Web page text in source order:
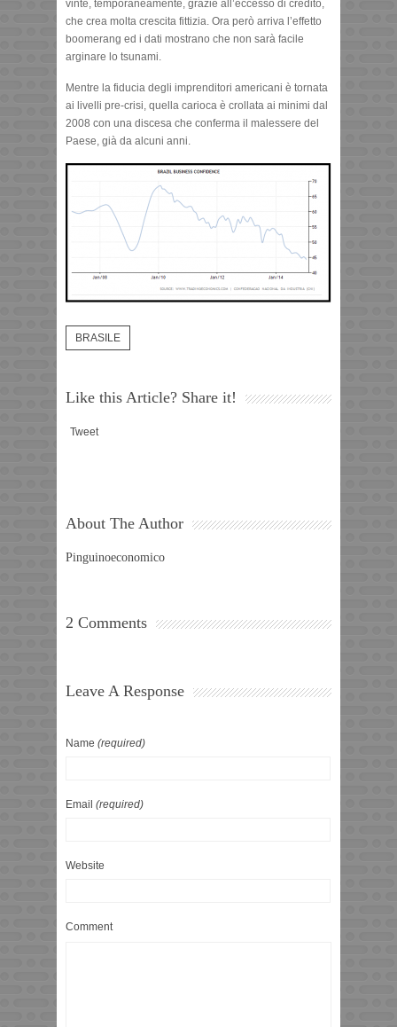
vinte, temporaneamente, grazie all’eccesso di credito,
che crea molta crescita fittizia. Ora però arriva l’effetto
boomerang ed i dati mostrano che non sarà facile
arginare lo tsunami.
Mentre la fiducia degli imprenditori americani è tornata
ai livelli pre-crisi, quella carioca è crollata ai minimi dal
2008 con una discesa che conferma il malessere del
Paese, già da alcuni anni.
BRASILE
Like this Article? Share it!
Tweet
About The Author
Pinguinoeconomico
2 Comments
Leave A Response
Name (required)
Email (required)
Website
Comment